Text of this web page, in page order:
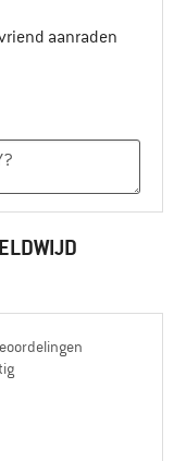
aanraden